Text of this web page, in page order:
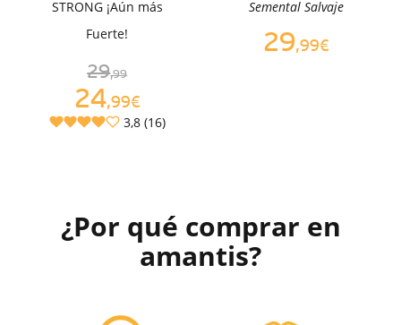
STRONG ¡Aún más
Fuerte!
29,99
24,99€
3,8 (16)
Semental Salvaje
29,99€
¿Por qué comprar en
amantis?